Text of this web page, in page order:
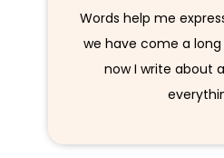
Words help me
we have come a
now I write about